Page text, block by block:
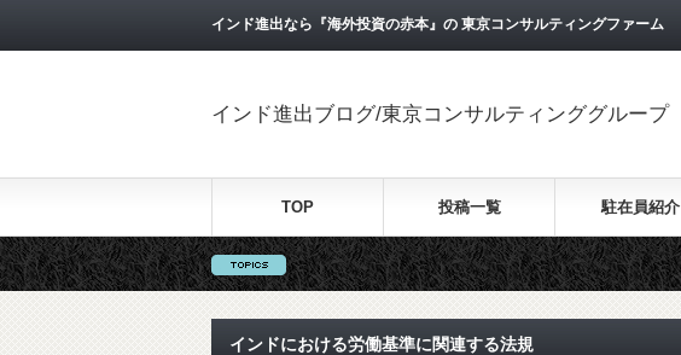
インド進出なら『海外投資の赤本』の 東京コンサルティングファーム
インド進出ブログ/東京コンサルティンググループ
TOP 投稿一覧 駐在員紹介
インドにおける労働基準に関連する法規